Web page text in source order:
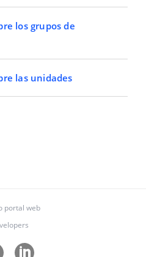
los grupos de
las unidades
portal web